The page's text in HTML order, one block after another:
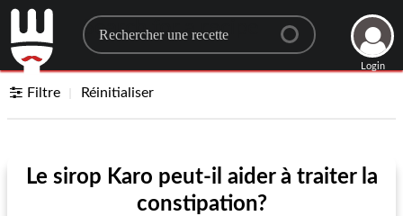
Search for a recipe
Login
Filtre Réinitialiser
Le sirop Karo peut-il aider à traiter la
constipation?